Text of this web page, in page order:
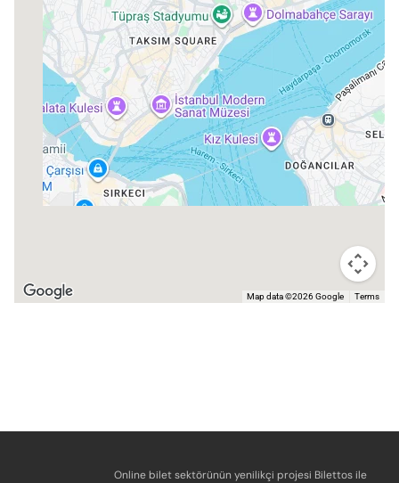
Map data ©2026 Google Terms
Online bilet sektörünün yenilikçi projesi Bilettos ile